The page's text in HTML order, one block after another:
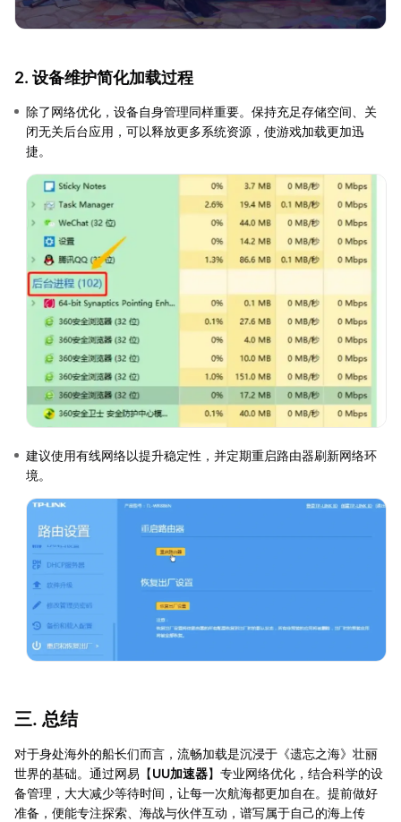
2. 设备维护简化加载过程
除了网络优化，设备自身管理同样重要。保持充足存储空间、关
闭无关后台应用，可以释放更多系统资源，使游戏加载更加迅
捷。
建议使用有线网络以提升稳定性，并定期重启路由器刷新网络环
境。
三. 总结
对于身处海外的船长们而言，流畅加载是沉浸于《遗忘之海》壮丽
世界的基础。通过网易【UU加速器】专业网络优化，结合科学的设
备管理，大大减少等待时间，让每一次航海都更加自在。提前做好
准备，便能专注探索、海战与伙伴互动，谱写属于自己的海上传